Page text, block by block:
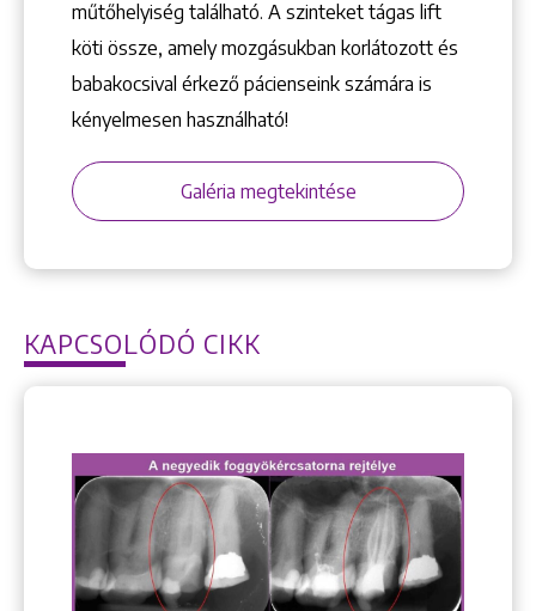
műtőhelyiség található. A szinteket tágas lift
köti össze, amely mozgásukban korlátozott és
babakocsival érkező pácienseink számára is
kényelmesen használható!
Galéria megtekintése
KAPCSOLÓDÓ CIKK